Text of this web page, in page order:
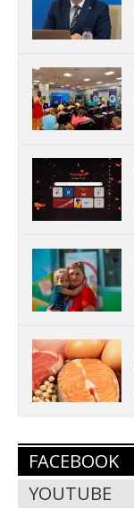
FACEBOOK
YOUTUBE